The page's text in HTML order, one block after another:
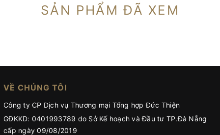
SẢN PHẨM ĐÃ XEM
VỀ CHÚNG TÔI
Công ty CP Dịch vụ Thương mại Tổng hợp Đức Thiện
GĐKKD: 0401993789 do Sở Kế hoạch và Đầu tư TP.Đà Nẵng
cấp ngày 09/08/2019